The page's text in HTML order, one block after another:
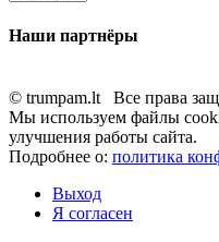
Наши партнёры
© trumpam.lt Все права
Мы используем файлы
улучшения работы сайта.
Подробнее о: политика
Выход
Я согласен